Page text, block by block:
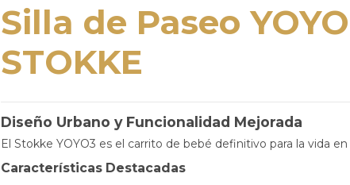
Silla de Paseo
STOKKE
Diseño Urbano y Funcionalidad Mejorada
El Stokke YOYO3 es el carrito de bebé definitivo para la vida en
Características Destacadas